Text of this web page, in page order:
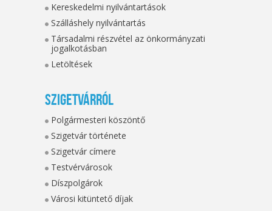
Kereskedelmi nyilvántartások
Szálláshely nyilvántartás
Társadalmi részvétel az önkormányzati
jogalkotásban
Letöltések
Szigetvárról
Polgármesteri köszöntő
Szigetvár története
Szigetvár címere
Testvérvárosok
Díszpolgárok
Városi kitüntető díjak